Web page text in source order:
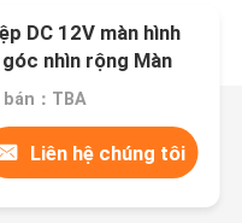
DC 12V màn hình
nhìn rộng Màn
bán：TBA
Liên hệ chúng tôi